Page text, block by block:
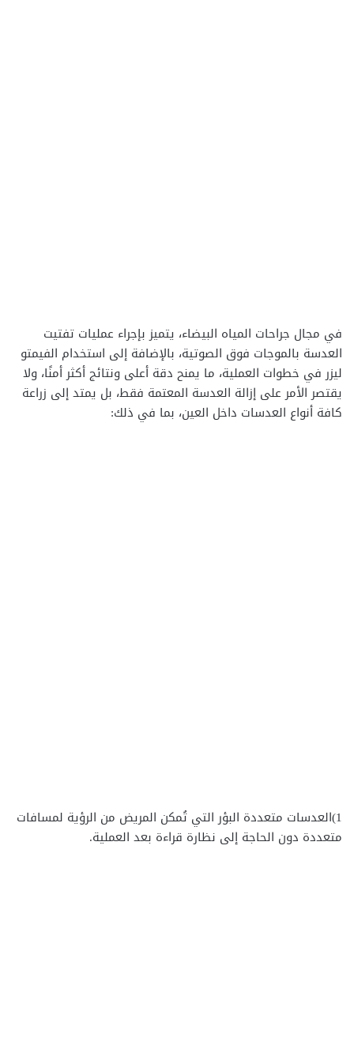
في مجال جراحات المياه البيضاء، يتميز بإجراء عمليات تفتيت
العدسة بالموجات فوق الصوتية، بالإضافة إلى استخدام الفيمتو
ليزر في خطوات العملية، ما يمنح دقة أعلى ونتائج أكثر أمنًا، ولا
يقتصر الأمر على إزالة العدسة المعتمة فقط، بل يمتد إلى زراعة
كافة أنواع العدسات داخل العين، بما في ذلك:
1)العدسات متعددة البؤر التي تُمكن المريض من الرؤية لمسافات
متعددة دون الحاجة إلى نظارة قراءة بعد العملية.